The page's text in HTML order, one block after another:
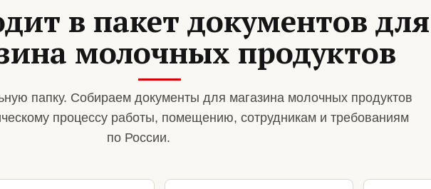
в пакет документов для
молочных продуктов
папку. Собираем документы для магазина молочных продуктов
процессу работы, помещению, сотрудникам и требованиям
по России.